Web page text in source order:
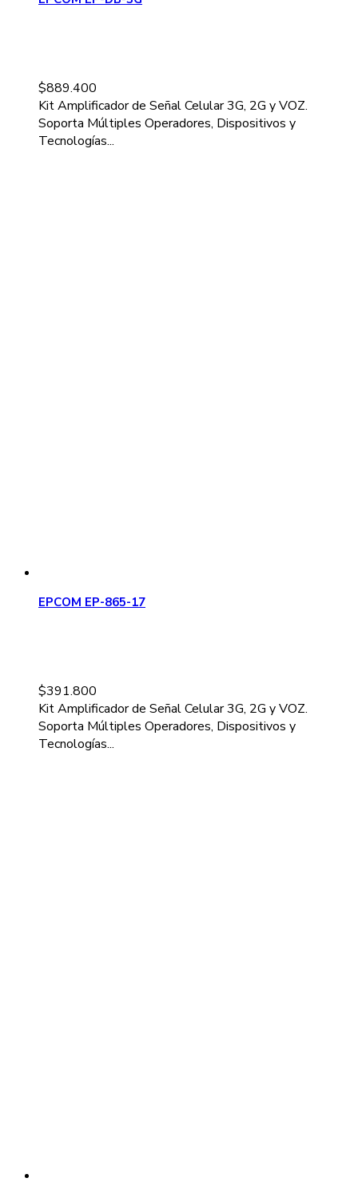
$889.400
Kit Amplificador de Señal Celular 3G, 2G y VOZ.
Soporta Múltiples Operadores, Dispositivos y
Tecnologías...
EPCOM EP-865-17
$391.800
Kit Amplificador de Señal Celular 3G, 2G y VOZ.
Soporta Múltiples Operadores, Dispositivos y
Tecnologías...